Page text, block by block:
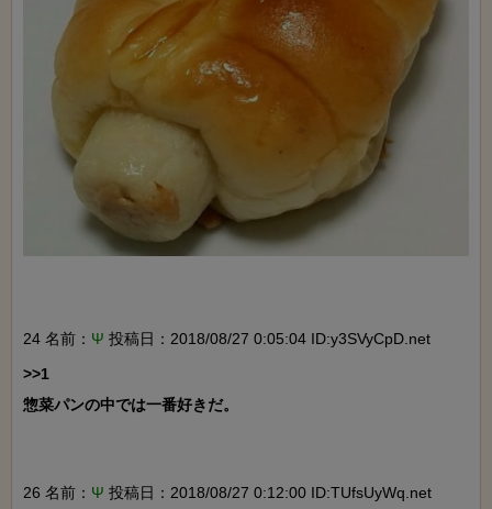
24 名前： Ψ 投稿日：2018/08/27 0:05:04 ID:y3SVyCpD.net
>>1
惣菜パンの中では一番好きだ。
26 名前： Ψ 投稿日：2018/08/27 0:12:00 ID:TUfsUyWq.net